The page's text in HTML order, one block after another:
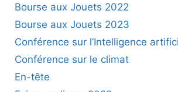
Bourse aux Jouets 2022
Bourse aux Jouets 2023
Conférence sur l’Intelligence
Conférence sur le climat
En-tête